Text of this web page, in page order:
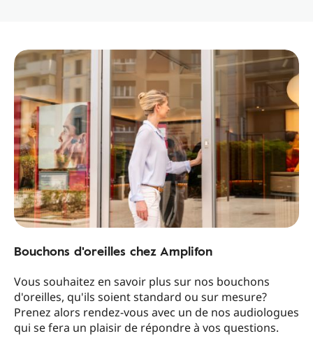
Bouchons d'oreilles chez Amplifon
Vous souhaitez en savoir plus sur nos bouchons
d'oreilles, qu'ils soient standard ou sur mesure?
Prenez alors rendez-vous avec un de nos audiologues
qui se fera un plaisir de répondre à vos questions.